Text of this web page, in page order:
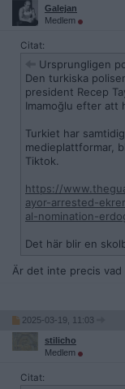
Galejan
Medlem
Citat:
Ursprungligen
Den turkiska
president Recep
Imamoğlu efter att
Turkiet har
medieplattformar,
Tiktok.
https://
ayor-arrested-
al-nomination-
Det här blir en
Är det inte precis vad
2025-03-19, 11:03
stilicho
Medlem
Citat: